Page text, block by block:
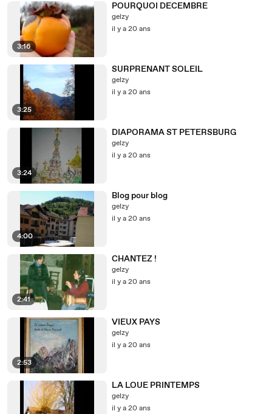
3:16
POURQUOI DECEMBRE
gelzy
il y a 20 ans
3:25
SURPRENANT SOLEIL
gelzy
il y a 20 ans
3:24
DIAPORAMA ST PETERSBURG
gelzy
il y a 20 ans
4:00
Blog pour blog
gelzy
il y a 20 ans
2:41
CHANTEZ !
gelzy
il y a 20 ans
2:53
VIEUX PAYS
gelzy
il y a 20 ans
LA LOUE PRINTEMPS
gelzy
il y a 20 ans